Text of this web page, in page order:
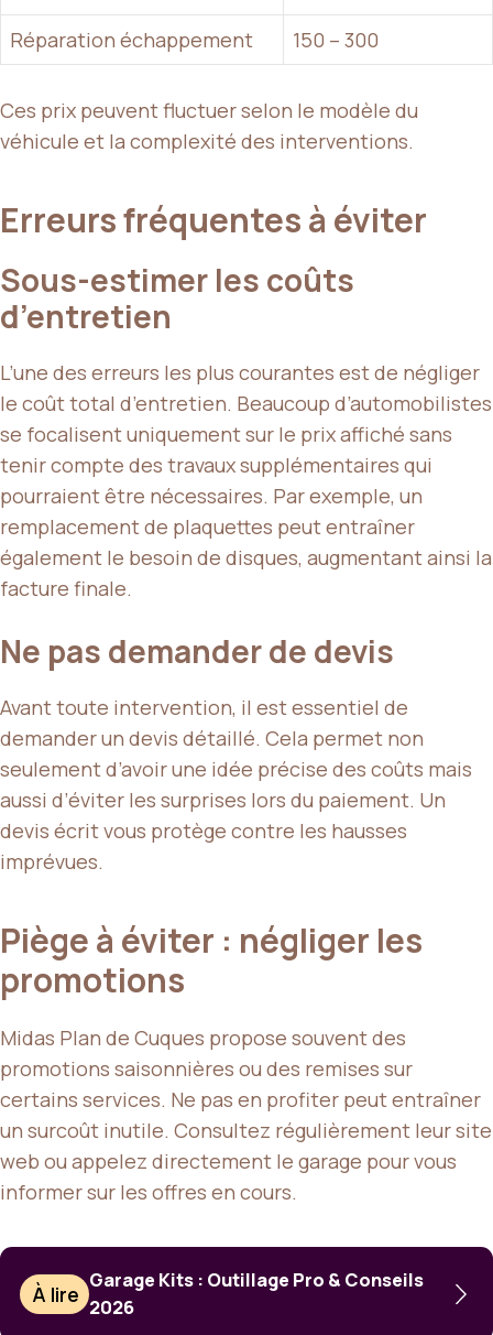
Réparation échappement
150 – 300
Ces prix peuvent fluctuer selon le modèle du
véhicule et la complexité des interventions.
Erreurs fréquentes à éviter
Sous-estimer les coûts
d’entretien
L’une des erreurs les plus courantes est de négliger
le coût total d’entretien. Beaucoup d’automobilistes
se focalisent uniquement sur le prix affiché sans
tenir compte des travaux supplémentaires qui
pourraient être nécessaires. Par exemple, un
remplacement de plaquettes peut entraîner
également le besoin de disques, augmentant ainsi la
facture finale.
Ne pas demander de devis
Avant toute intervention, il est essentiel de
demander un devis détaillé. Cela permet non
seulement d’avoir une idée précise des coûts mais
aussi d’éviter les surprises lors du paiement. Un
devis écrit vous protège contre les hausses
imprévues.
Piège à éviter : négliger les
promotions
Midas Plan de Cuques propose souvent des
promotions saisonnières ou des remises sur
certains services. Ne pas en profiter peut entraîner
un surcoût inutile. Consultez régulièrement leur site
web ou appelez directement le garage pour vous
informer sur les offres en cours.
À lire
Garage Kits : Outillage Pro & Conseils
2026